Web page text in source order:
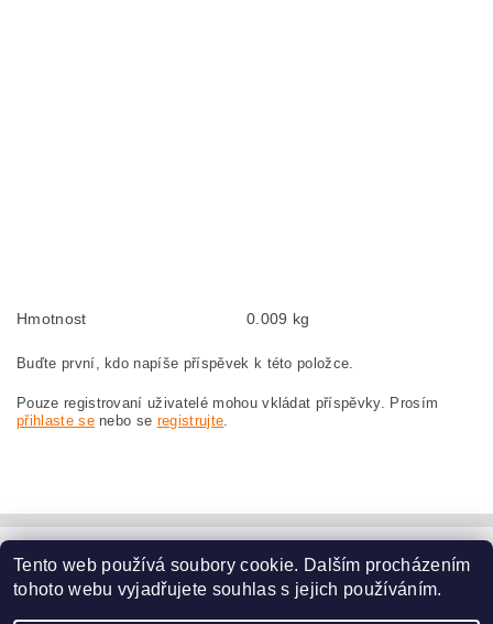
Hmotnost 0.009 kg
Buďte první, kdo napíše příspěvek k této položce.
Pouze registrovaní uživatelé mohou vkládat příspěvky. Prosím
přihlaste senebo se registrujte.
www.dodilny.cz
Tento web používá soubory cookie. Dalším procházením
tohoto webu vyjadřujete souhlas s jejich používáním.